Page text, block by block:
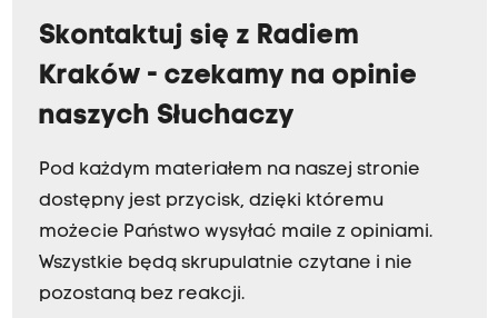
Skontaktuj się z Radiem
Kraków - czekamy na opinie
naszych Słuchaczy
Pod każdym materiałem na naszej stronie
dostępny jest przycisk, dzięki któremu
możecie Państwo wysyłać maile z opiniami.
Wszystkie będą skrupulatnie czytane i nie
pozostaną bez reakcji.